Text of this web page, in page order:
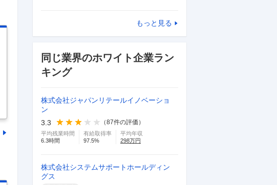
もっと見る
同じ業界のホワイト企業ラン
キング
株式会社ジャパンリテールイノベーショ
ン
3.3
（87件の評価）
平均残業時間
6.3時間
有給取得率
97.5%
平均年収
298万円
株式会社システムサポートホールディン
グス